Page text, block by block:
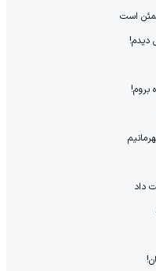
است
دیدم!
بروم!
داد